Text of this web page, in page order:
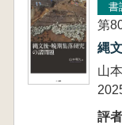
書
第
縄
山
評